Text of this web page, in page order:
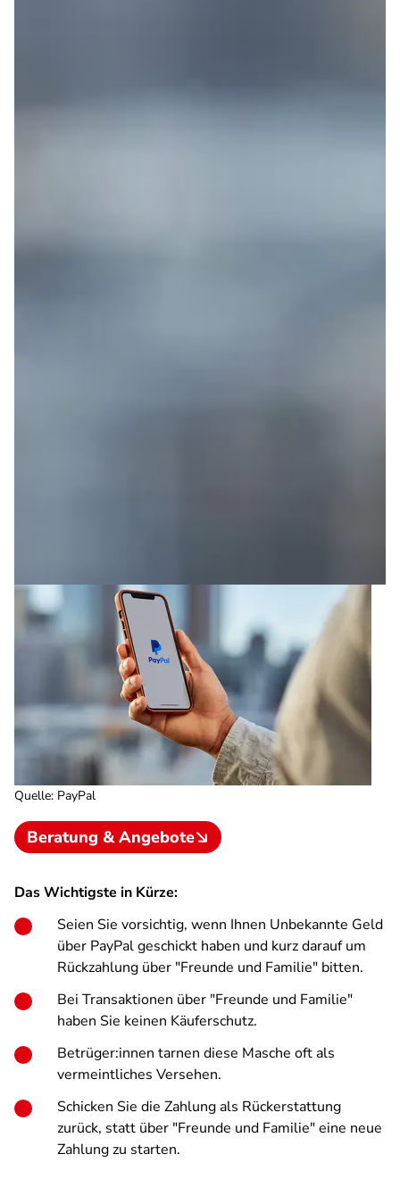
Quelle: PayPal
Beratung & Angebote
Das Wichtigste in Kürze:
Seien Sie vorsichtig, wenn Ihnen Unbekannte Geld
über PayPal geschickt haben und kurz darauf um
Rückzahlung über "Freunde und Familie" bitten.
Bei Transaktionen über "Freunde und Familie"
haben Sie keinen Käuferschutz.
Betrüger:innen tarnen diese Masche oft als
vermeintliches Versehen.
Schicken Sie die Zahlung als Rückerstattung
zurück, statt über "Freunde und Familie" eine neue
Zahlung zu starten.